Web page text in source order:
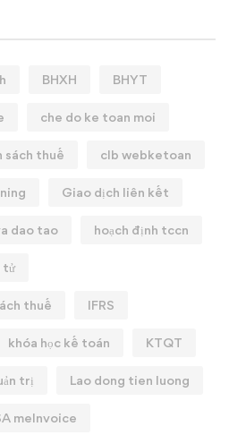
BHXH BHYT
che do ke toan moi
sách thuế clb webketoan
Giao dịch liên kết
dao tao hoạch định tccn
tử
thuế IFRS
khóa học kế toán KTQT
trị Lao dong tien luong
meInvoice